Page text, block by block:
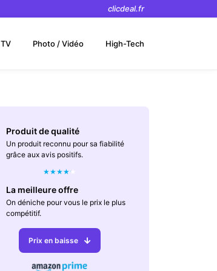
clicdeal.fr
TV Photo / Vidéo High-Tech
Produit de qualité
Un produit reconnu pour sa fiabilité
grâce aux avis positifs.
★★★★★
La meilleure offre
On déniche pour vous le prix le plus
compétitif.
Prix en baisse